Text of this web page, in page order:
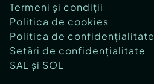
Termeni și condiții
Politica de cookies
Politica de confidențialitate
Setări de confidențialitate
SAL și SOL